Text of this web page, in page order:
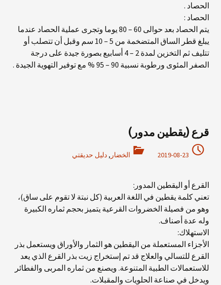
الحصاد .
الحصاد :
يتم الحصاد بعد حوالى 60 – 80 يوما وتجرى عملية الحصاد عندما
يبلغ قطر الساق المتضخمة من 5 – 10 سم وقبل أن تتصلب أو
تتليف ثم التخزين لمدة 2 – 4 أسابيع بصورة جيدة على درجة
الصفر المئوى ورطوبة نسبية 90 – 95 % مع توفير التهوية الجيدة .
قرع (يقطين مدور)
2019-08-23 الخضار ,دليل حديقتي
القرع أو اليقطين المدور:
تعني كلمة يقطين في اللغة العربية (كل نبتة لا تقوم على ساق)،
وهو من فصيلة الخضروات القرعية يتميز بحجم ثماره الكبيرة
وله عدة أصناف.
الاستهلاك:
الأجزاء المستعملة من اليقطين هو الثمار والأوراق ويستعمل بذر
القرع للتسالي والعلاج قد تم إستخراج زيت بذر القرع الذي يعد
للاستعمالات الطبية المتنوعة. ويصنع من ثماره المربى والفطائر
ويدخل في صناعة الحلويات والمقبلات.